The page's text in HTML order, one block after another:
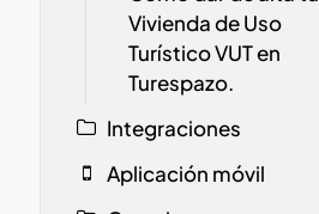
Vivienda de Uso
TurísticoVUTen
Turespazo.
Integraciones
Aplicación móvil